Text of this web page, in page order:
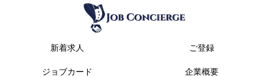
新着求人 ご登録
ジョブカード 企業概要